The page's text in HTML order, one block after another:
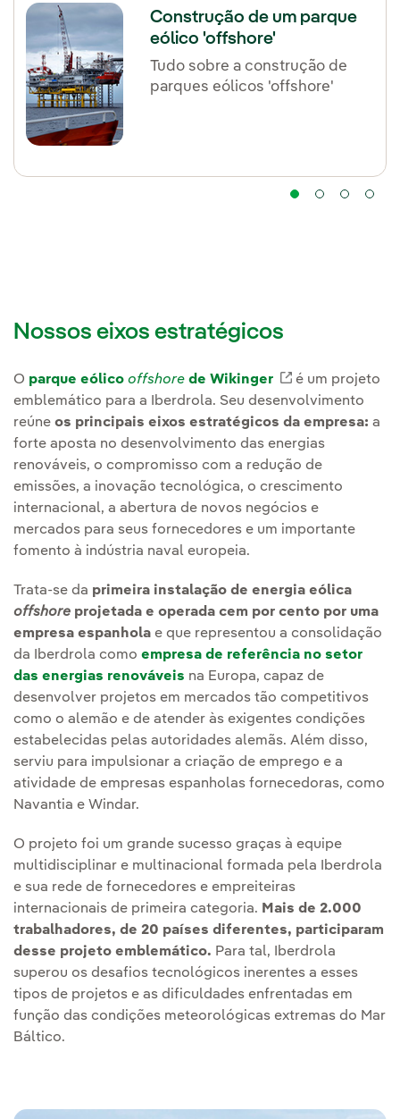
Construção de um parque
eólico 'offshore'
Tudo sobre a construção de
parques eólicos 'offshore'
Nossos eixos estratégicos
O parque eólico offshore de Wikinger Link externo,
é um projeto
emblemático para a Iberdrola. Seu desenvolvimento
reúne os principais eixos estratégicos da empresa: a
forte aposta no desenvolvimento das energias
renováveis, o compromisso com a redução de
emissões, a inovação tecnológica, o crescimento
internacional, a abertura de novos negócios e
mercados para seus fornecedores e um importante
fomento à indústria naval europeia.
Trata-se da primeira instalação de energia eólica
offshore projetada e operada cem por cento por uma
empresa espanhola e que representou a consolidação
da Iberdrola como empresa de referência no setor
das energias renováveis na Europa, capaz de
desenvolver projetos em mercados tão competitivos
como o alemão e de atender às exigentes condições
estabelecidas pelas autoridades alemãs. Além disso,
serviu para impulsionar a criação de emprego e a
atividade de empresas espanholas fornecedoras, como
Navantia e Windar.
O projeto foi um grande sucesso graças à equipe
multidisciplinar e multinacional formada pela Iberdrola
e sua rede de fornecedores e empreiteiras
internacionais de primeira categoria. Mais de 2.000
trabalhadores, de 20 países diferentes, participaram
desse projeto emblemático. Para tal, Iberdrola
superou os desafios tecnológicos inerentes a esses
tipos de projetos e as dificuldades enfrentadas em
função das condições meteorológicas extremas do Mar
Báltico.